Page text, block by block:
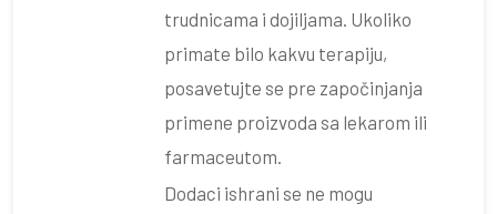
trudnicama i dojiljama. Ukoliko
primate bilo kakvu terapiju,
posavetujte se pre započinjanja
primene proizvoda sa lekarom ili
farmaceutom.
Dodaci ishrani se ne mogu